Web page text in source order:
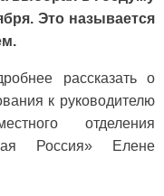
Это называется
расска­зать о
к руководителю
отделения
Россия» Елене